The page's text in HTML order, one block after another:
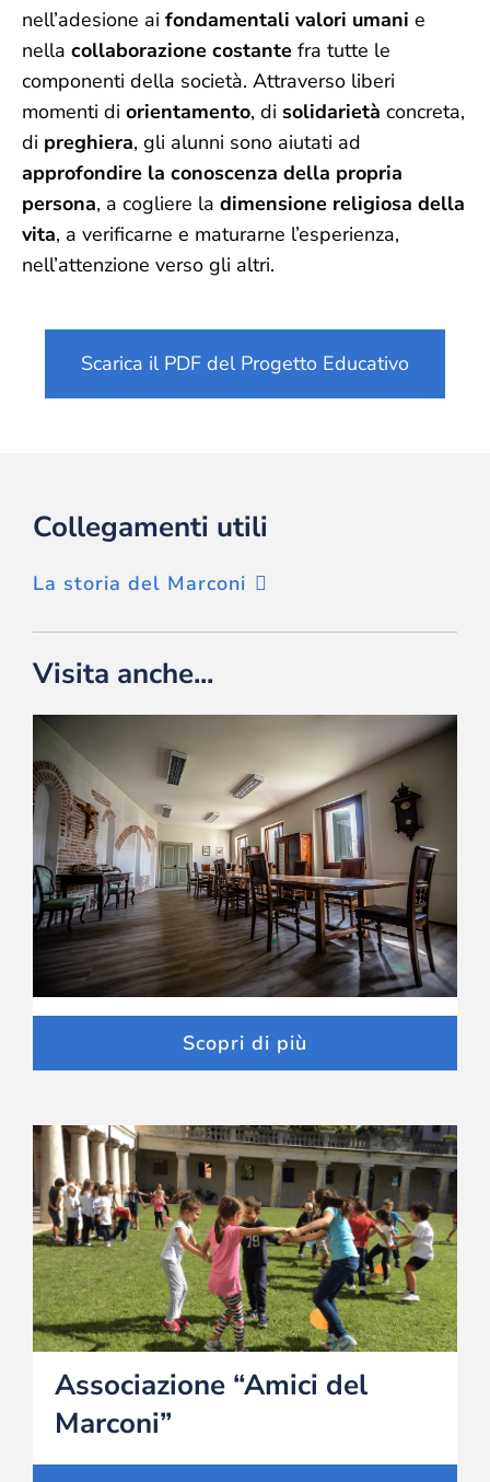
nell’adesione ai fondamentali valori umani e
nella collaborazione costante fra tutte le
componenti della società. Attraverso liberi
momenti di orientamento, di solidarietà concreta,
di preghiera, gli alunni sono aiutati ad
approfondire la conoscenza della propria
persona, a cogliere la dimensione religiosa della
vita, a verificarne e maturarne l’esperienza,
nell’attenzione verso gli altri.
Scarica il PDF del Progetto Educativo
Collegamenti utili
La storia del Marconi
Visita anche...
La Fondazione Marconi
Scopri di più
Associazione “Amici del
Marconi”